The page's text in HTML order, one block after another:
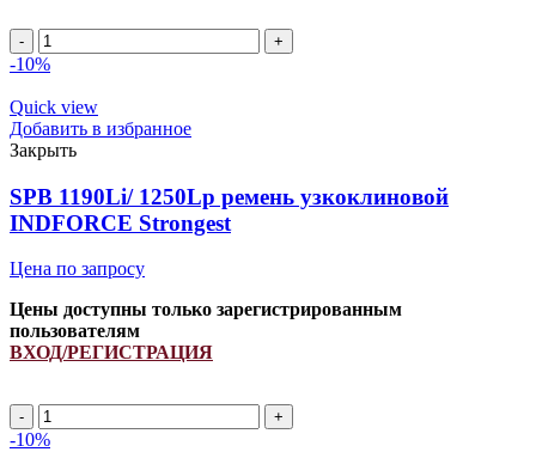
SPA
1205Li/
ремень
узкоклиновой
INDFORCE
Strongest
quantity
-10%
Quick view
Добавить в избранное
Закрыть
SPB 1190Li/ 1250Lp ремень узкоклиновой
INDFORCE Strongest
Цена по запросу
Цены доступны только зарегистрированным
пользователям
ВХОД/РЕГИСТРАЦИЯ
SPB
1190Li/
-10%